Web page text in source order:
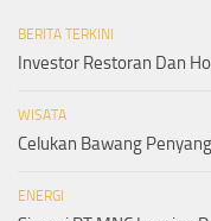
BERITA TERKINI
Investor Restoran Dan
WISATA
Celukan Bawang
ENERGI